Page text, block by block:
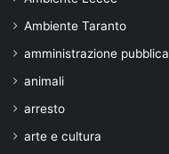
Ambiente Taranto
amministrazione pubblica
animali
arresto
arte e cultura